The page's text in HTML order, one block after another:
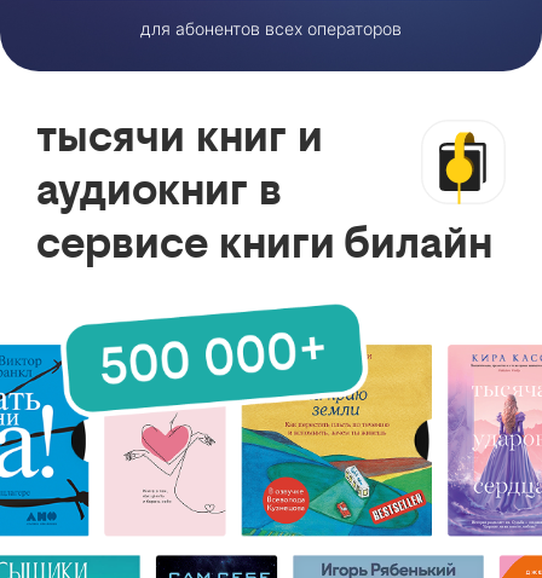
для абонентов всех операторов
тысячи книг и
аудиокниг в
сервисе книги билайн